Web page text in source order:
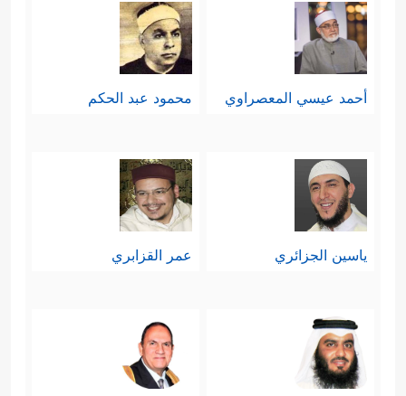
أحمد عيسي المعصراوي محمود عبد الحكم
ياسين الجزائري عمر القزابري